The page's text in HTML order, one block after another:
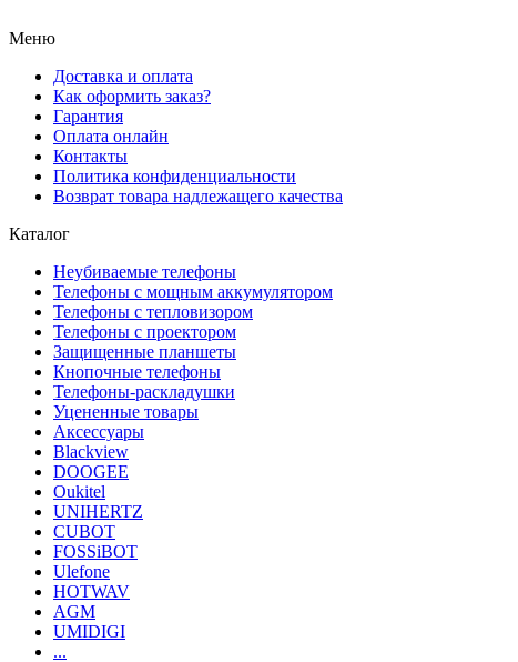
Меню
Доставка и оплата
Как оформить заказ?
Гарантия
Оплата онлайн
Контакты
Политика конфиденциальности
Возврат товара надлежащего качества
Каталог
Неубиваемые телефоны
Телефоны с мощным аккумулятором
Телефоны с тепловизором
Телефоны с проектором
Защищенные планшеты
Кнопочные телефоны
Телефоны-раскладушки
Уцененные товары
Аксессуары
Blackview
DOOGEE
Oukitel
UNIHERTZ
CUBOT
FOSSiBOT
Ulefone
HOTWAV
AGM
UMIDIGI
...